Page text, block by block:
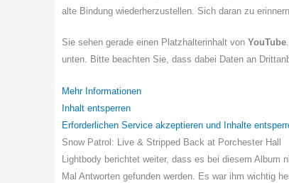
alte Bindung wiederherzustellen. Sich daran zu
Sie sehen gerade einen Platzhalterinhalt von YouTube
unten. Bitte beachten Sie, dass dabei Daten an
Mehr Informationen
Inhalt entsperren
Erforderlichen Service akzeptieren und Inhalte
Snow Patrol: Live & Stripped Back at Porchester Hall
Lightbody berichtet weiter, dass es bei diesem Album
Mal Antworten gefunden werden. Es war ihm wichtig